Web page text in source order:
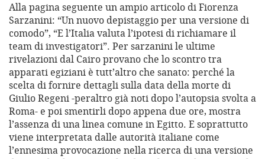
Alla pagina seguente un ampio articolo di Fiorenza
Sarzanini: “Un nuovo depistaggio per una versione di
comodo”, “E l’Italia valuta l’ipotesi di richiamare il
team di investigatori”. Per sarzanini le ultime
rivelazioni dal Cairo provano che lo scontro tra
apparati egiziani è tutt’altro che sanato: perché la
scelta di fornire dettagli sulla data della morte di
Giulio Regeni -peraltro già noti dopo l’autopsia svolta a
Roma- e poi smentirli dopo appena due ore, mostra
l’assenza di una linea comune in Egitto. E soprattutto
viene interpretata dalle autorità italiane come
l’ennesima provocazione nella ricerca di una versione